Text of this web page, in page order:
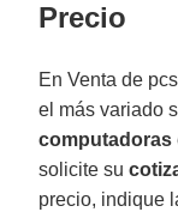
Precio
En Venta de
el más variado
computadoras
solicite su
precio, indique